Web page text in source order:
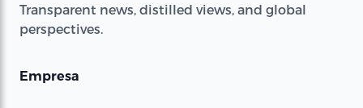
Transparent news, distilled views, and global
perspectives.
Empresa